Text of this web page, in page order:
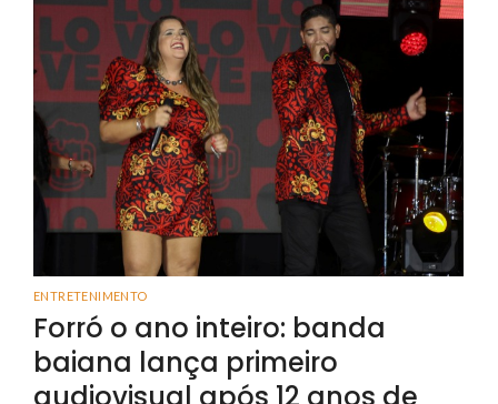
ENTRETENIMENTO
Forró o ano inteiro: banda
baiana lança primeiro